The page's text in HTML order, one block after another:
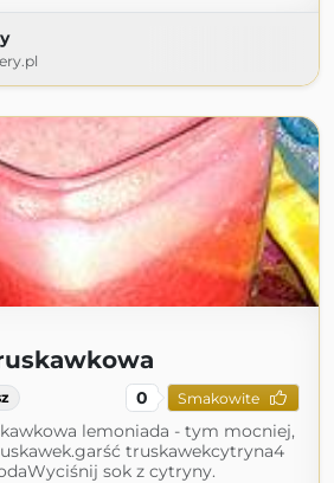
0 Smakowite
lemoniada - tym mocniej,
truskawekcytryna4
sok z cytryny.